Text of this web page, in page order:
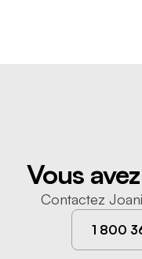
Vous
Contactez
1 800